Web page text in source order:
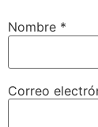
Nombre *
Correo